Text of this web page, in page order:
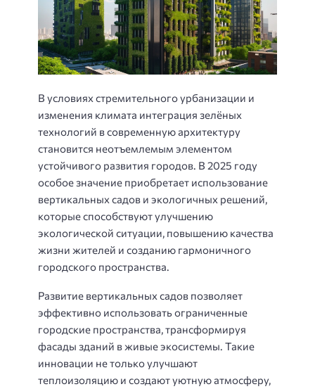
В условиях стремительного урбанизации и
изменения климата интеграция зелёных
технологий в современную архитектуру
становится неотъемлемым элементом
устойчивого развития городов. В 2025 году
особое значение приобретает использование
вертикальных садов и экологичных решений,
которые способствуют улучшению
экологической ситуации, повышению качества
жизни жителей и созданию гармоничного
городского пространства.
Развитие вертикальных садов позволяет
эффективно использовать ограниченные
городские пространства, трансформируя
фасады зданий в живые экосистемы. Такие
инновации не только улучшают
теплоизоляцию и создают уютную атмосферу,